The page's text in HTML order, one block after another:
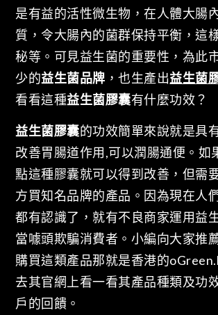
是有益的活性微生物，在人體大腸
質，令大腸內的菌群保持平衡，這
秘等。可見益生菌的重要性，為此
少的益生菌品牌 ，也生產出益生菌
看看這種益生菌膠囊有什麼功效？
益生菌膠囊的功效簡單來說就是具
改善胃腸道作用,可以潤腸通便。如
點這種膠囊就可以得到改善，但需
方買知名品牌的產品。因為現在人
都有認識了，就有不良商家運用益
當噱頭欺騙消費者。小編向大家推
購買這類產品那就是香港的
去其官網上看一看其產品種類及功
戶的回饋。